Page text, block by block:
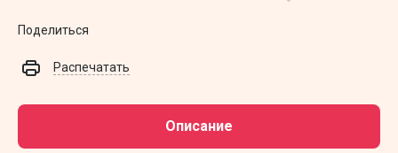
Поделиться
Распечатать
Описание